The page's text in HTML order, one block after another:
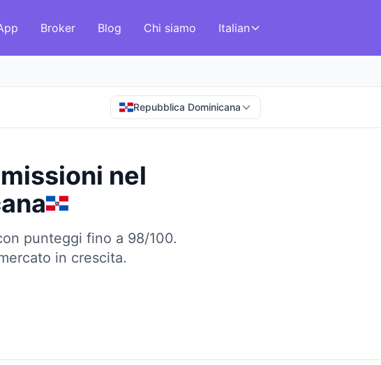
Broker Blog Chi siamo Italian
Repubblica Dominicana
nel
punteggi fino a 98/100.
in crescita.